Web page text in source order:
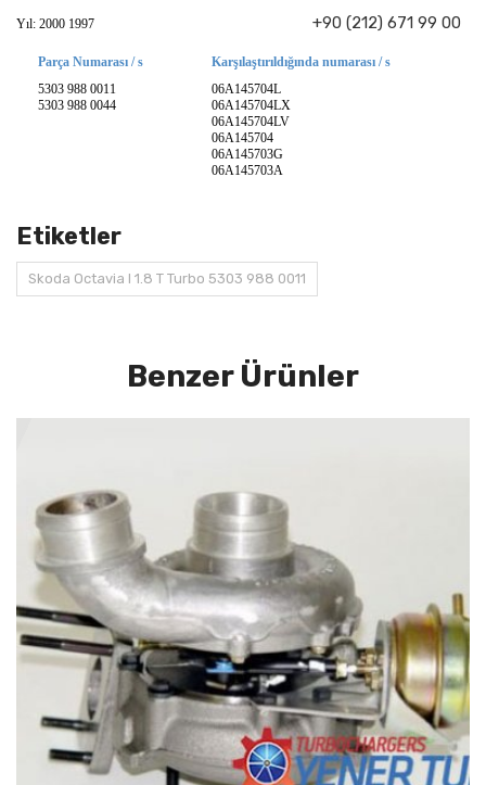
Yıl: 2000 1997 +90 (212) 671 99 00
Parça Numarası / s
5303 988 0011
5303 988 0044
Karşılaştırıldığında numarası / s
06A145704L
06A145704LX
06A145704LV
06A145704
06A145703G
06A145703A
Etiketler
Skoda Octavia I 1.8 T Turbo 5303 988 0011
Benzer Ürünler